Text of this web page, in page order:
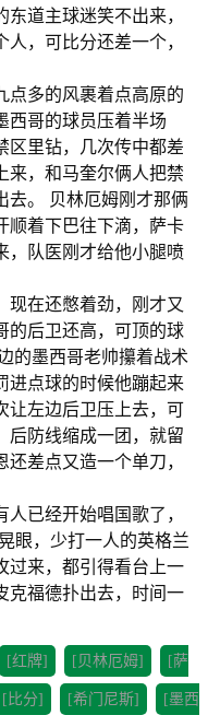
道主球迷笑不出来，
，可比分还差一个，
点多的风裹着点高原的
西哥的球员压着半场
区里钻，几次传中都差
来，和马奎尔俩人把禁
去。 贝林厄姆刚才那俩
顺着下巴往下滴，萨卡
，队医刚才给他小腿喷
现在还憋着劲，刚才又
的后卫还高，可顶的球
的墨西哥老帅攥着战术
进点球的时候他蹦起来
让左边后卫压上去，可
后防线缩成一团，就留
差点又造一个单刀，
已经开始唱国歌了，
眼，少打一人的英格兰
过来，都引得看台上一
克福德扑出去，时间一
[红牌] [贝林厄姆] [萨
[比分] [希门尼斯] [墨西